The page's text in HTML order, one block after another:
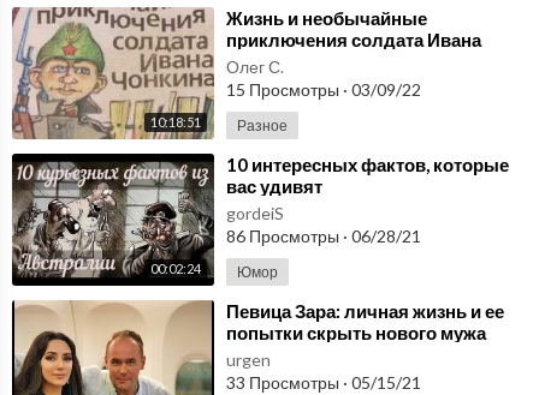
Ссылка на видео: https://youtu.be/LJK6OcpOBOg
Канал DZ: https://www.youtube.com/channel/UCuve8V22C1o
nGHxDjQRQkUg
ВКонтакте https://vk.com/club102273615
================================
10:18:51
⁣Жизнь и необычайные
приключения солдата Ивана
Чонкина. Войнович.
Олег С.
15 Просмотры · 03/09/22
Разное
00:02:24
⁣10 интересных фактов, которые
вас удивят
gordeiS
86 Просмотры · 06/28/21
Юмор
⁣Певица Зара: личная жизнь и ее
попытки скрыть нового мужа
urgen
33 Просмотры · 05/15/21